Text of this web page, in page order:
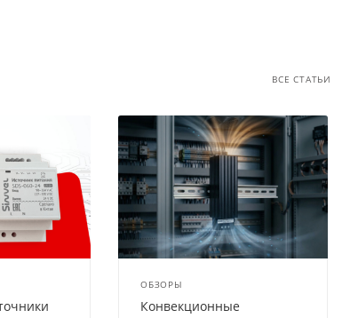
ВСЕ СТАТЬИ
ОБЗОРЫ
Конвекционные